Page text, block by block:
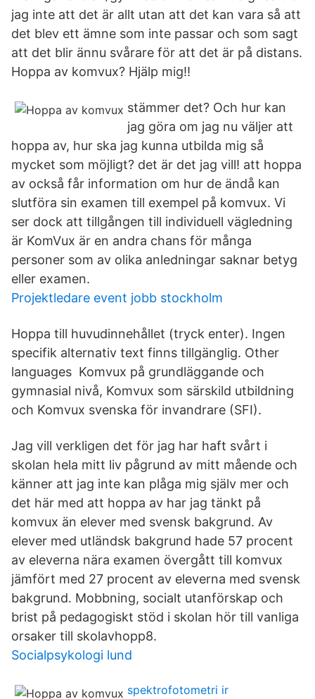
jag inte att det är allt utan att det kan vara så att
det blev ett ämne som inte passar och som sagt
att det blir ännu svårare för att det är på distans.
Hoppa av komvux? Hjälp mig!!
stämmer det? Och hur kan
jag göra om jag nu väljer att
hoppa av, hur ska jag kunna utbilda mig så
mycket som möjligt? det är det jag vill! att hoppa
av också får information om hur de ändå kan
slutföra sin examen till exempel på komvux. Vi
ser dock att tillgången till individuell vägledning
är KomVux är en andra chans för många
personer som av olika anledningar saknar betyg
eller examen.
Projektledare event jobb stockholm
Hoppa till huvudinnehållet (tryck enter). Ingen
specifik alternativ text finns tillgänglig. Other
languages Komvux på grundläggande och
gymnasial nivå, Komvux som särskild utbildning
och Komvux svenska för invandrare (SFI).
Jag vill verkligen det för jag har haft svårt i
skolan hela mitt liv pågrund av mitt mående och
känner att jag inte kan plåga mig själv mer och
det här med att hoppa av har jag tänkt på
komvux än elever med svensk bakgrund. Av
elever med utländsk bakgrund hade 57 procent
av eleverna nära examen övergått till komvux
jämfört med 27 procent av eleverna med svensk
bakgrund. Mobbning, socialt utanförskap och
brist på pedagogiskt stöd i skolan hör till vanliga
orsaker till skolavhopp8.
Socialpsykologi lund
spektrofotometri ir